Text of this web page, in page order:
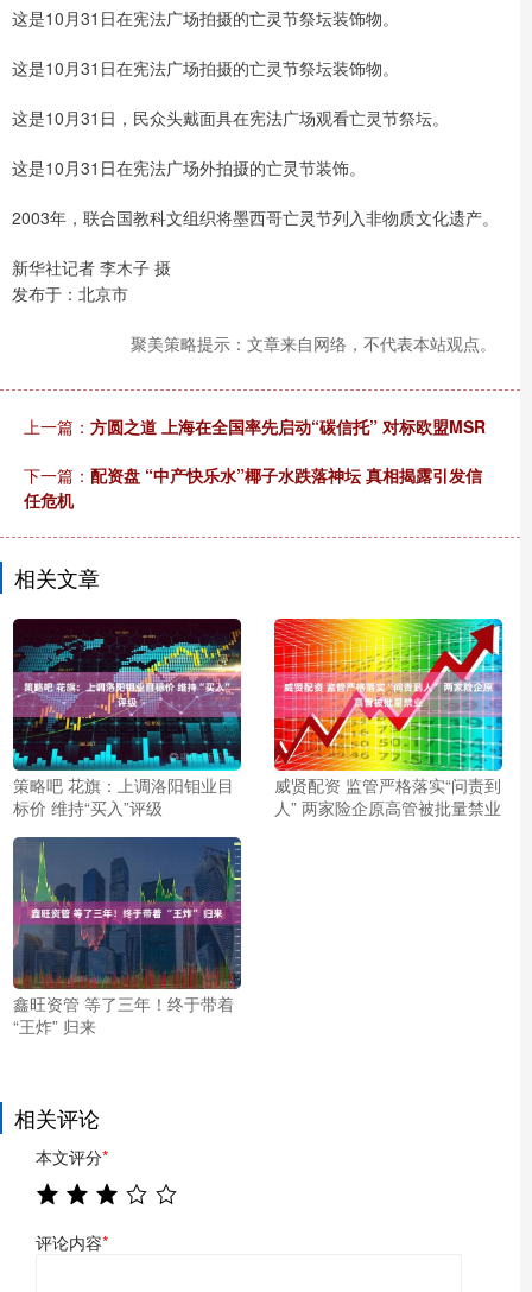
这是10月31日在宪法广场拍摄的亡灵节祭坛装饰物。
这是10月31日在宪法广场拍摄的亡灵节祭坛装饰物。
这是10月31日，民众头戴面具在宪法广场观看亡灵节祭坛。
这是10月31日在宪法广场外拍摄的亡灵节装饰。
2003年，联合国教科文组织将墨西哥亡灵节列入非物质文化遗产。
新华社记者 李木子 摄
发布于：北京市
聚美策略提示：文章来自网络，不代表本站观点。
上一篇： 方圆之道 上海在全国率先启动“碳信托” 对标欧盟MSR
下一篇： 配资盘 “中产快乐水”椰子水跌落神坛 真相揭露引发信
任危机
相关文章
策略吧 花旗：上调洛阳钼业目
标价 维持“买入”评级
威贤配资 监管严格落实“问责到
人” 两家险企原高管被批量禁业
鑫旺资管 等了三年！终于带着
“王炸” 归来
相关评论
本文评分*
评论内容*